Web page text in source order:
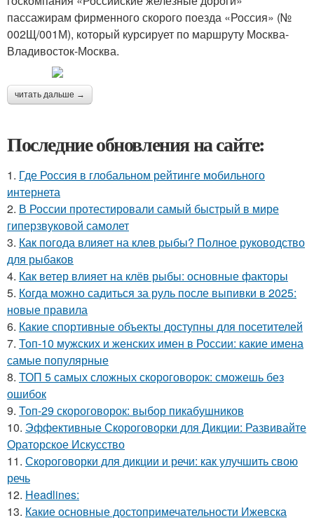
пассажирам фирменного скорого поезда «Россия» (№
002Щ/001М), который курсирует по маршруту Москва-
Владивосток-Москва.
читать дальше →
Последние обновления на сайте:
1. Где Россия в глобальном рейтинге мобильного
интернета
2. В России протестировали самый быстрый в мире
гиперзвуковой самолет
3. Как погода влияет на клев рыбы? Полное руководство
для рыбаков
4. Как ветер влияет на клёв рыбы: основные факторы
5. Когда можно садиться за руль после выпивки в 2025:
новые правила
6. Какие спортивные объекты доступны для посетителей
7. Топ-10 мужских и женских имен в России: какие имена
самые популярные
8. ТОП 5 самых сложных скороговорок: сможешь без
ошибок
9. Топ-29 скороговорок: выбор пикабушников
10. Эффективные Скороговорки для Дикции: Развивайте
Ораторское Искусство
11. Скороговорки для дикции и речи: как улучшить свою
речь
12. Headlines:
13. Какие основные достопримечательности Ижевска